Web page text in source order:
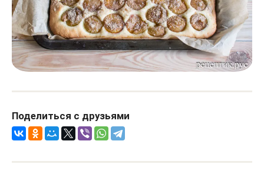
Поделиться с друзьями